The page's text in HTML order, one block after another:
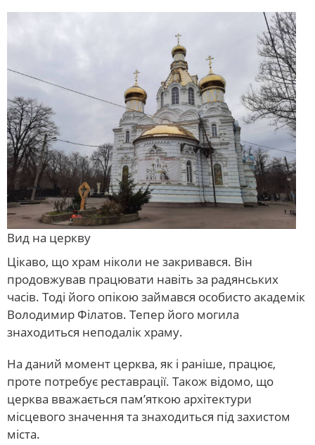
Вид на церкву
Цікаво, що храм ніколи не закривався. Він
продовжував працювати навіть за радянських
часів. Тоді його опікою займався особисто академік
Володимир Філатов. Тепер його могила
знаходиться неподалік храму.
На даний момент церква, як і раніше, працює,
проте потребує реставрації. Також відомо, що
церква вважається пам’яткою архітектури
місцевого значення та знаходиться під захистом
міста.